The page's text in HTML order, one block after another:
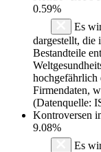
0.59%
Es
dargestellt, die
Bestandteile
hochgefährlich
Firmendaten,
(Datenquelle:
Kontroversen
9.08%
Es